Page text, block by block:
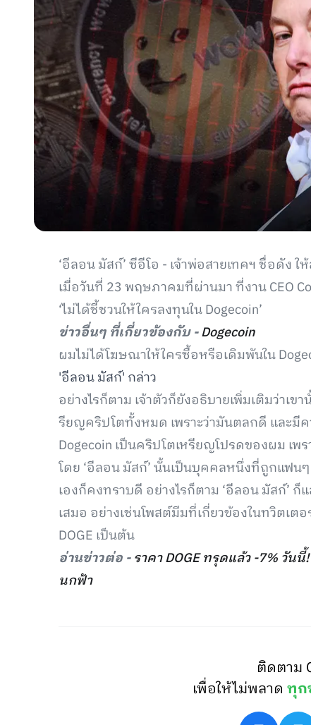
‘อีลอน มัสก์’ ซีอีโอ - เจ้าพ่อสายเทคฯ ชื่อดัง
เมื่อวันที่ 23 พฤษภาคมที่ผ่านมา ที่งาน CEO
‘ไม่ได้ชี้ชวนให้ใครลงทุนใน Dogecoin’
ข่าวอื่นๆ ที่เกี่ยวข้องกับ -Dogecoin
ผมไม่ได้โฆษณาให้ใครซื้อหรือเดิมพันใน
'อีลอน มัสก์' กล่าว
อย่างไรก็ตาม เจ้าตัวก็ยังอธิบายเพิ่มเติมว่าเข
รียญคริปโตทั้งหมด เพราะว่ามันตลกดี และมี
Dogecoin เป็นคริปโตเหรียญโปรดของผม เ
โดย ‘อีลอน มัสก์’ นั้นเป็นบุคคลหนึ่งที่ถูกแฟน
เองก็คงทราบดี อย่างไรก็ตาม ‘อีลอน มัสก์’
เสมอ อย่างเช่นโพสต์มีมที่เกี่ยวข้องในทวิตเต
DOGE เป็นต้น
อ่านข่าวต่อ -ราคา DOGE ทรุดแล้ว -7% วัน
นกฟ้า
ติดตาม
เพื่อให้ไม่พลาดทุก